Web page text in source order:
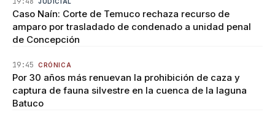
Caso Naín: Corte de Temuco rechaza recurso de
amparo por trasladado de condenado a unidad penal
de Concepción
19:45 CRÓNICA
Por 30 años más renuevan la prohibición de caza y
captura de fauna silvestre en la cuenca de la laguna
Batuco